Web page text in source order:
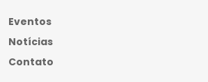
Eventos
Notícias
Contato